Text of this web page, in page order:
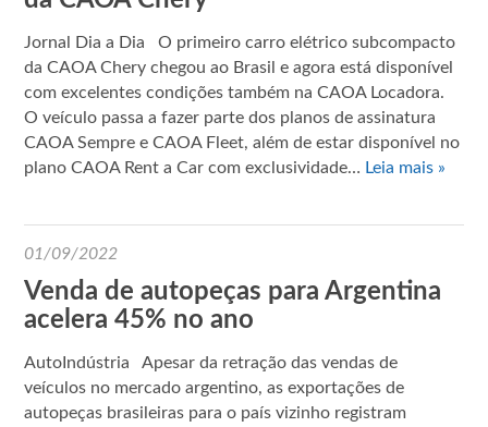
Jornal Dia a Dia O primeiro carro elétrico subcompacto
da CAOA Chery chegou ao Brasil e agora está disponível
com excelentes condições também na CAOA Locadora.
O veículo passa a fazer parte dos planos de assinatura
CAOA Sempre e CAOA Fleet, além de estar disponível no
plano CAOA Rent a Car com exclusividade… Leia mais »
01/09/2022
Venda de autopeças para Argentina
acelera 45% no ano
AutoIndústria Apesar da retração das vendas de
veículos no mercado argentino, as exportações de
autopeças brasileiras para o país vizinho registram